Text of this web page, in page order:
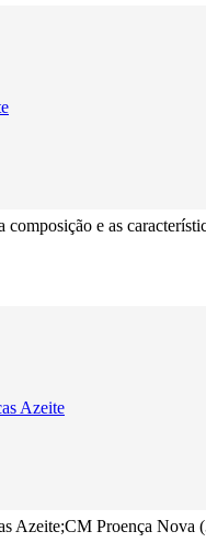
composição e as
Azeite
Azeite;CM Proença Nova